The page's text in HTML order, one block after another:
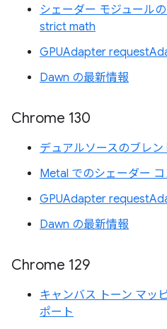
シェーダー モジュール
strict math
GPUAdapter
Dawn の最新情報
Chrome 130
デュアルソースのブレン
Metal でのシェーダー
GPUAdapter
Dawn の最新情報
Chrome 129
キャンバス トーン マッ
ポート